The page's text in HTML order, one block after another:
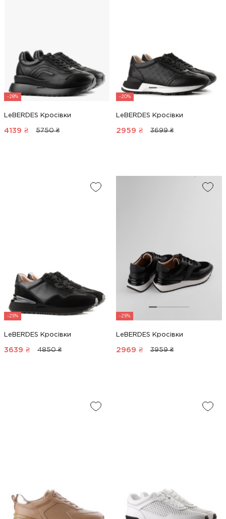
-28%
LeBERDES Кросівки
4139 ₴ 5750 ₴
-20%
LeBERDES Кросівки
2959 ₴ 3699 ₴
-25%
LeBERDES Кросівки
3639 ₴ 4850 ₴
-25%
LeBERDES Кросівки
2969 ₴ 3959 ₴